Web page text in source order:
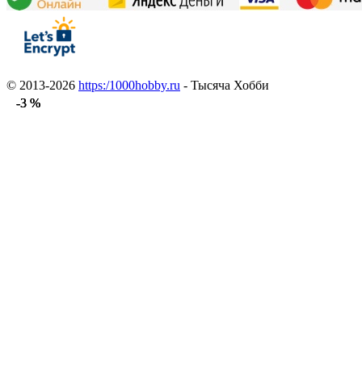
-3 %
-3 %
-3 %
© 2013-2026 https:/1000hobby.ru - Тысяча Хобби